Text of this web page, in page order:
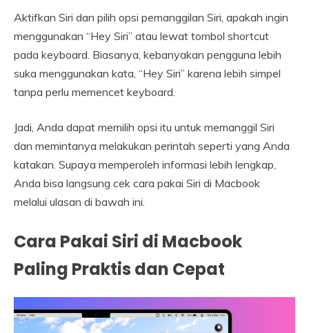
Aktifkan Siri dan pilih opsi pemanggilan Siri, apakah ingin
menggunakan “Hey Siri” atau lewat tombol shortcut
pada keyboard. Biasanya, kebanyakan pengguna lebih
suka menggunakan kata, “Hey Siri” karena lebih simpel
tanpa perlu memencet keyboard.
Jadi, Anda dapat memilih opsi itu untuk memanggil Siri
dan memintanya melakukan perintah seperti yang Anda
katakan. Supaya memperoleh informasi lebih lengkap,
Anda bisa langsung cek cara pakai Siri di Macbook
melalui ulasan di bawah ini.
Cara Pakai Siri di Macbook
Paling Praktis dan Cepat